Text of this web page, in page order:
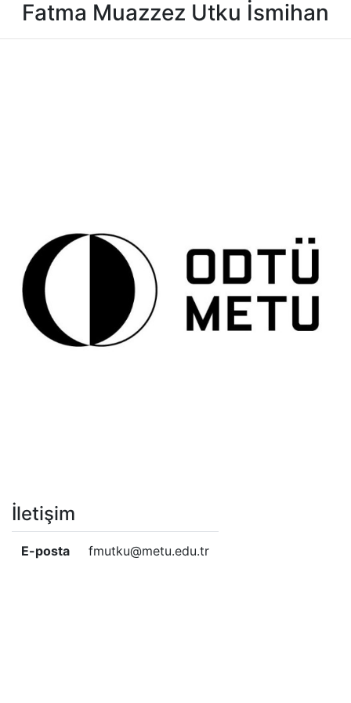
Fatma Muazzez Utku İsmihan
İletişim
E-posta fmutku@metu.edu.tr